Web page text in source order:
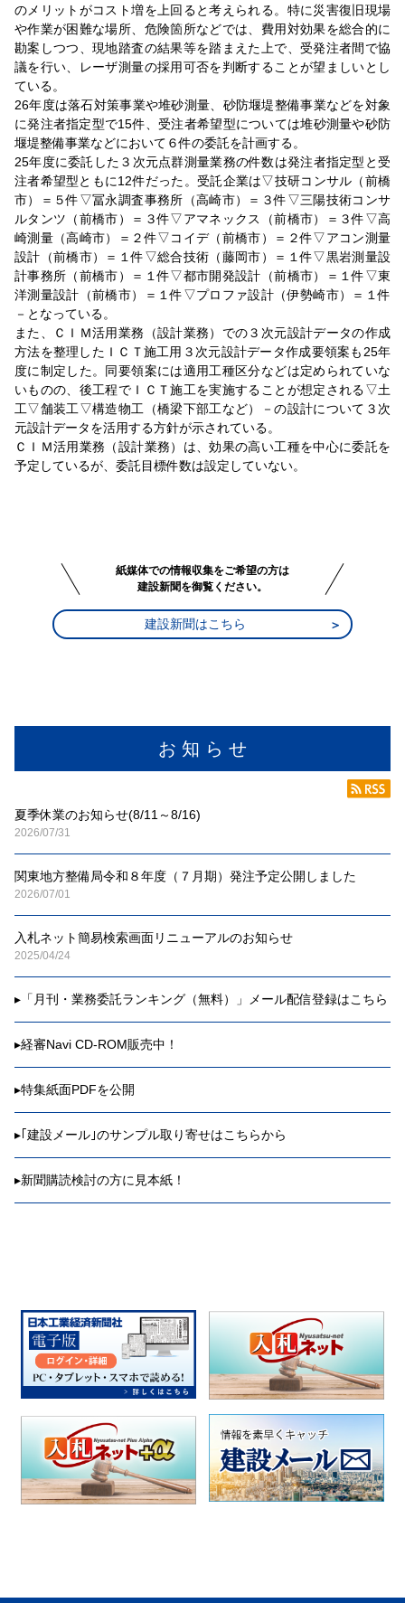
お 知 ら せ
夏季休業のお知らせ(8/11～8/16)
2026/07/31
関東地方整備局令和８年度（７月期）発注予定公開しました
2026/07/01
入札ネット簡易検索画面リニューアルのお知らせ
2025/04/24
▸ 「月刊・業務委託ランキング（無料）」メール配信登録はこちら
▸経審Navi CD-ROM販売中！
▸特集紙面PDFを公開
▸ ｢建設メール｣のサンプル取り寄せはこちらから
▸新聞購読検討の方に見本紙！
のメリットがコスト増を上回ると考えられる。特に災害復旧現場
や作業が困難な場所、危険箇所などでは、費用対効果を総合的に
勘案しつつ、現地踏査の結果等を踏まえた上で、受発注者間で協
議を行い、レーザ測量の採用可否を判断することが望ましいとし
ている。
26年度は落石対策事業や堆砂測量、砂防堰堤整備事業などを対象
に発注者指定型で15件、受注者希望型については堆砂測量や砂防
堰堤整備事業などにおいて６件の委託を計画する。
25年度に委託した３次元点群測量業務の件数は発注者指定型と受
注者希望型ともに12件だった。受託企業は▽技研コンサル（前橋
市）＝５件▽冨永調査事務所（高崎市）＝３件▽三陽技術コンサ
ルタンツ（前橋市）＝３件▽アマネックス（前橋市）＝３件▽高
崎測量（高崎市）＝２件▽コイデ（前橋市）＝２件▽アコン測量
設計（前橋市）＝１件▽総合技術（藤岡市）＝１件▽黒岩測量設
計事務所（前橋市）＝１件▽都市開発設計（前橋市）＝１件▽東
洋測量設計（前橋市）＝１件▽プロファ設計（伊勢崎市）＝１件
－となっている。
また、ＣＩＭ活用業務（設計業務）での３次元設計データの作成
方法を整理したＩＣＴ施工用３次元設計データ作成要領案も25年
度に制定した。同要領案には適用工種区分などは定められていな
いものの、後工程でＩＣＴ施工を実施することが想定される▽土
工▽舗装工▽構造物工（橋梁下部工など）－の設計について３次
元設計データを活用する方針が示されている。
ＣＩＭ活用業務（設計業務）は、効果の高い工種を中心に委託を
予定しているが、委託目標件数は設定していない。
紙媒体での情報収集をご希望の方は
建設新聞を御覧ください。
建設新聞はこちら